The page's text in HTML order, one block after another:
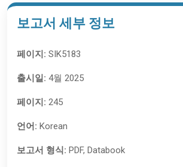
보고서 세부 정보
페이지: SIK5183
출시일: 4월 2025
페이지: 245
언어: Korean
보고서 형식: PDF, Databook